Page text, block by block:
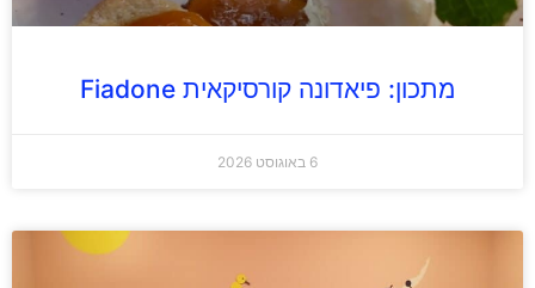
מתכון: פיאדונה קורסיקאית Fiadone
6 באוגוסט 2026